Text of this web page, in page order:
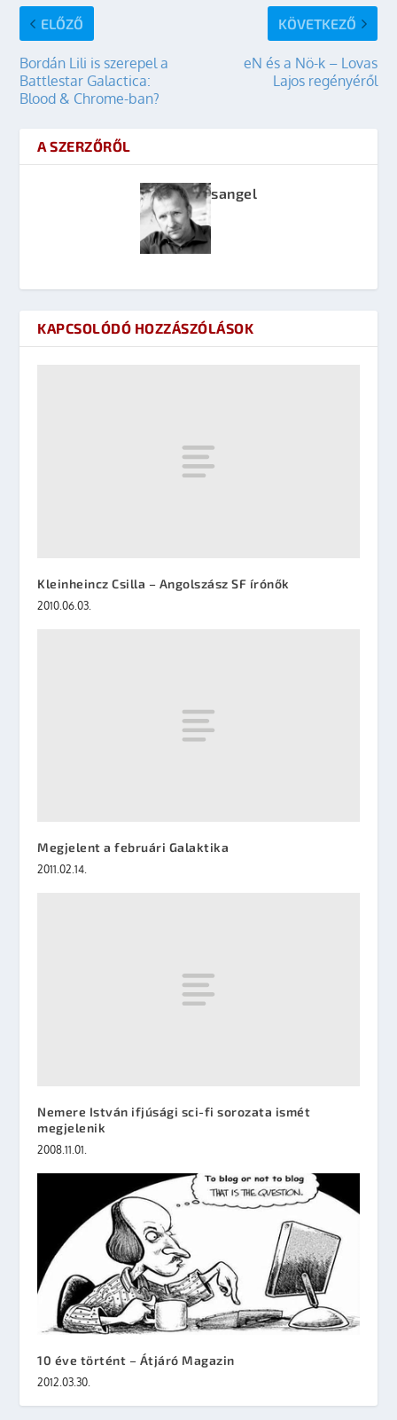
ELŐZŐ
Bordán Lili is szerepel a
Battlestar Galactica:
Blood & Chrome-ban?
KÖVETKEZŐ
eN és a Nö-k – Lovas
Lajos regényéről
A SZERZŐRŐL
sangel
KAPCSOLÓDÓ HOZZÁSZÓLÁSOK
Kleinheincz Csilla – Angolszász SF írónők
2010.06.03.
Megjelent a februári Galaktika
2011.02.14.
Nemere István ifjúsági sci-fi sorozata ismét
megjelenik
2008.11.01.
10 éve történt – Átjáró Magazin
2012.03.30.